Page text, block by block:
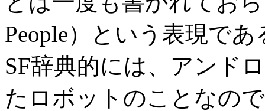
People）という表現で
SF辞典的には、アンド
たロボットのことなの